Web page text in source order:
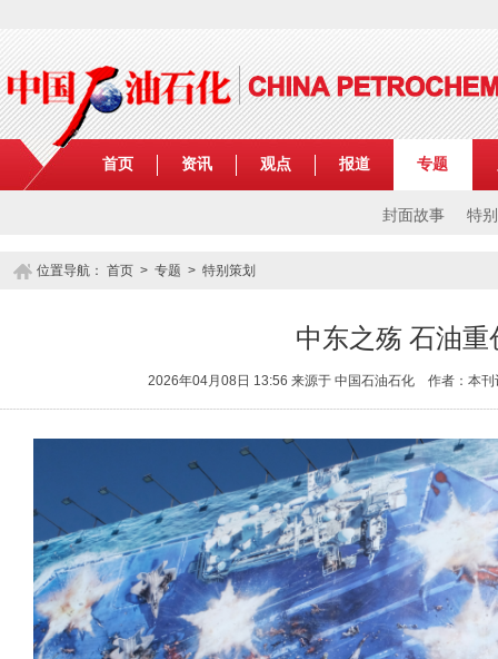
首页 资讯 观点 报道 专题
封面故事 特
位置导航： 首页 > 专题 > 特别策划
中东之殇 石油重
2026年04月08日 13:56 来源于 中国石油石化 作者：